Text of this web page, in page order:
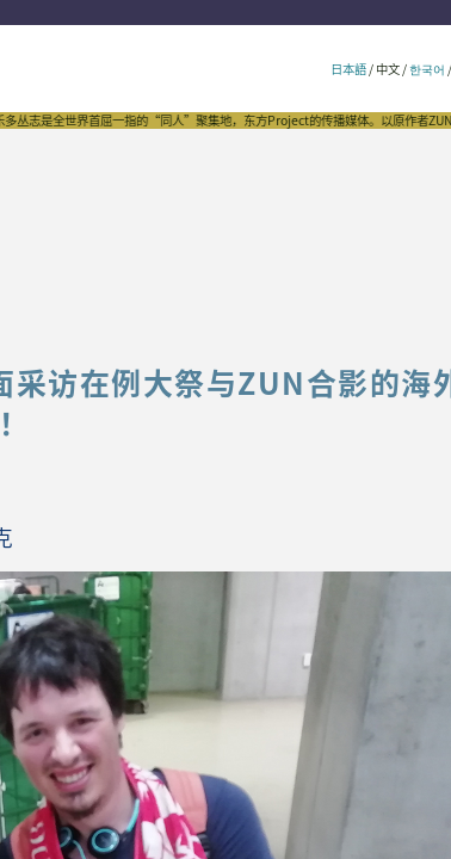
日本語/ 中文/한국어 /
首屈一指的“同人”聚集地，东方Project的传播媒体。以原作者ZUN为首，作家
采访在例大祭与ZUN合影的海